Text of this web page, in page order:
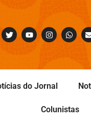
do Jornal
Colunistas